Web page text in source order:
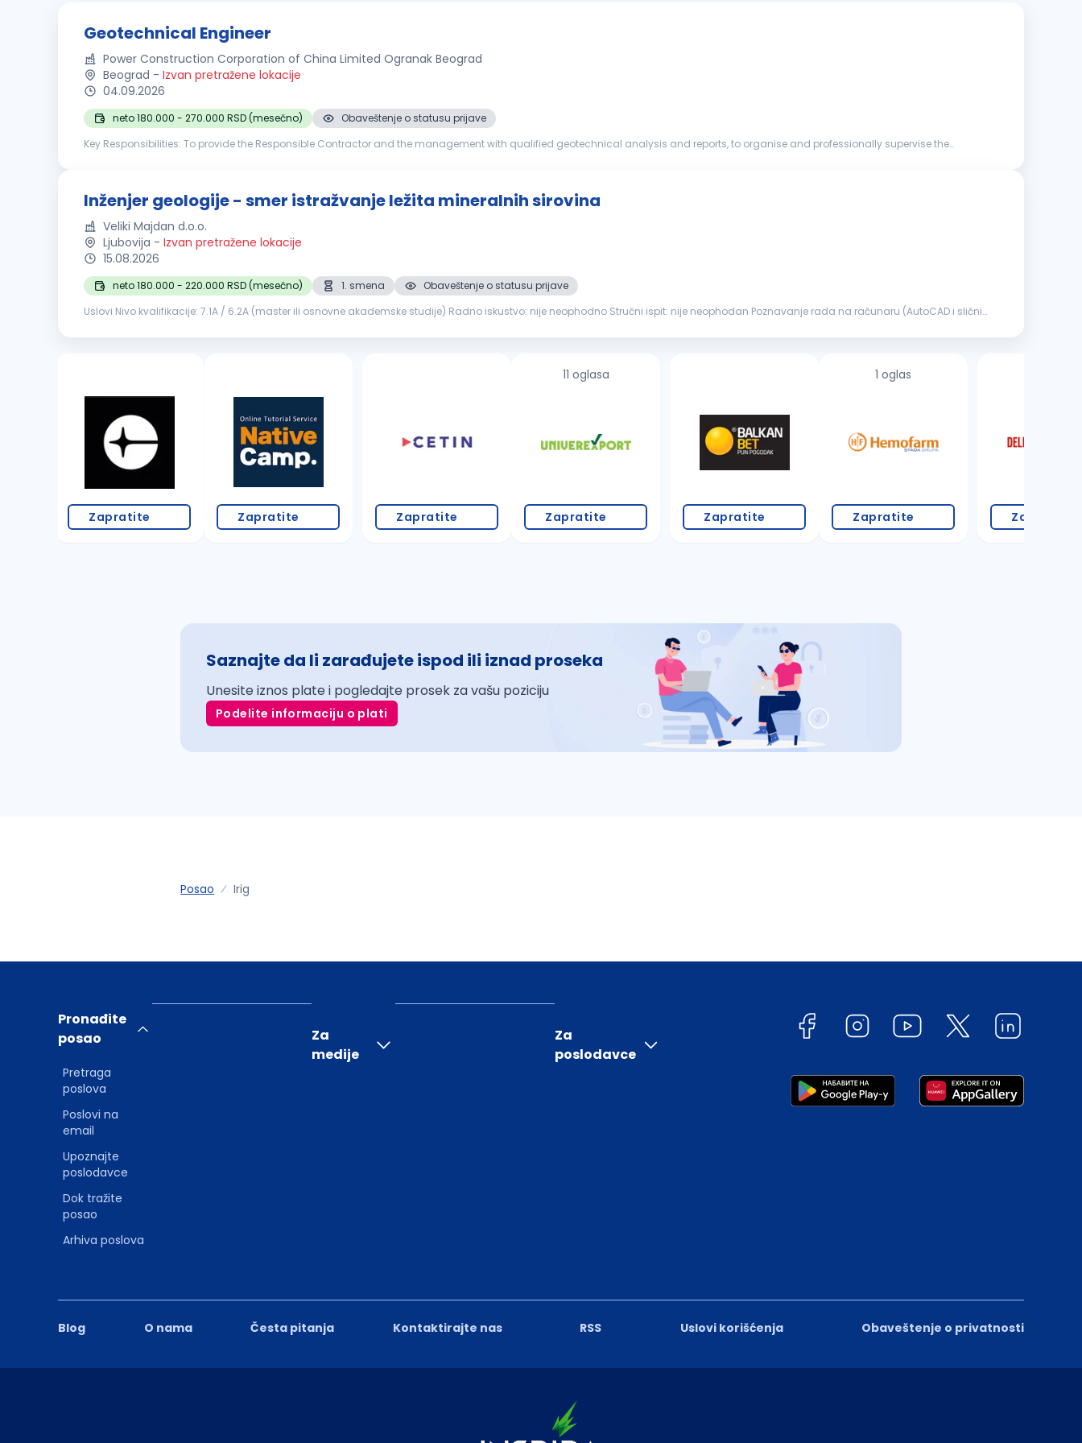
Geotechnical Engineer
Power Construction Corporation of China Limited Ogranak Beograd
Beograd - Izvan pretražene lokacije
04.09.2026
neto 180.000 - 270.000 RSD (mesečno)
Obaveštenje o statusu prijave
Key Responsibilities: To provide the Responsible Contractor and the management with qualified geotechnical analysis and reports, to organise and professionally supervise the
Inženjer geologije - smer istražvanje ležita mineralnih sirovina
Veliki Majdan d.o.o.
Ljubovija - Izvan pretražene lokacije
15.08.2026
neto 180.000 - 220.000 RSD (mesečno) 1. smena
Obaveštenje o statusu prijave
Uslovi Nivo kvalifikacije: 7.1A / 6.2A (master ili osnovne akademske studije) Radno iskustvo: nije neophodno Stručni ispit: nije neophodan Poznavanje rada na računaru (AutoCAD i slični
Zapratite Zapratite Zapratite
11 oglasa
Zapratite Zapratite
1 oglas
Zapratite Zapratite
Saznajte da li zarađujete ispod ili iznad proseka
Unesite iznos plate i pogledajte prosek za vašu poziciju
Podelite informaciju o plati
Posao Irig
Blog O nama Česta pitanja Kontaktirajte nas RSS Uslovi korišćenja Obaveštenje o privatnosti
Pronađite
posao
Pretraga
poslova
Poslovi na
email
Upoznajte
poslodavce
Dok tražite
posao
Arhiva poslova
Za
medije
Za
poslodavce